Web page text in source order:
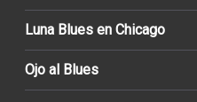
Luna Blues en Chicago
Ojo al Blues